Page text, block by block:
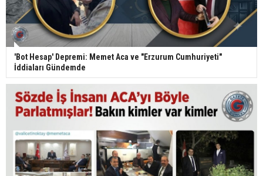
'Bot Hesap' Depremi: Memet Aca ve "Erzurum Cumhuriyeti"
İddiaları Gündemde